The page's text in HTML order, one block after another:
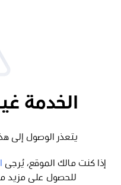
الخدمة
يتعذر الوصول إلى
إذا كنت مالك الموقع، يُرجى
للحصول على مزيد